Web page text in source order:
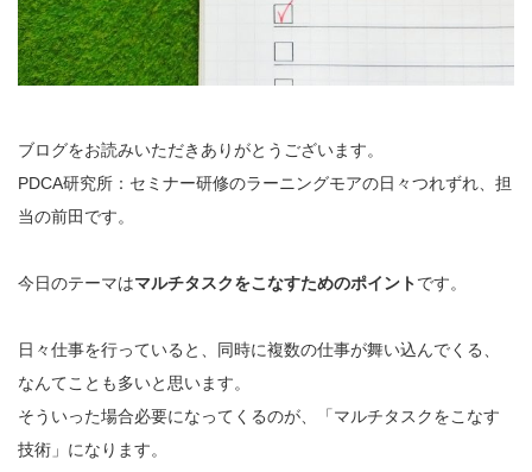
ブログをお読みいただきありがとうございます。
PDCA研究所：セミナー研修のラーニングモアの日々つれずれ、担
当の前田です。
今日のテーマはマルチタスクをこなすためのポイントです。
日々仕事を行っていると、同時に複数の仕事が舞い込んでくる、
なんてことも多いと思います。
そういった場合必要になってくるのが、「マルチタスクをこなす
技術」になります。